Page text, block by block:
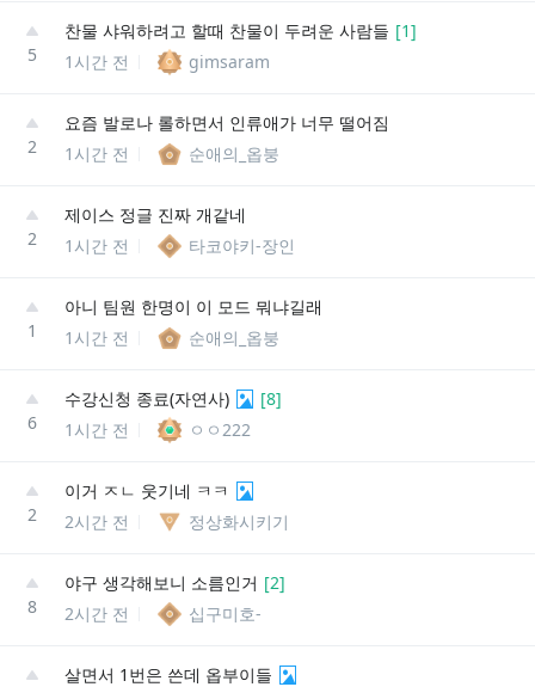
5
찬물 샤워하려고 할때 찬물이 두려운 사람들 [1]
1시간 전
gimsaram
2
요즘 발로나 롤하면서 인류애가 너무 떨어짐
1시간 전
순애의_옵붕
2
제이스 정글 진짜 개같네
1시간 전
타코야키-장인
1
아니 팀원 한명이 이 모드 뭐냐길래
1시간 전
순애의_옵붕
6
수강신청 종료(자연사) [8]
1시간 전
ㅇㅇ222
2
이거 ㅈㄴ 웃기네 ㅋㅋ
2시간 전
정상화시키기
8
야구 생각해보니 소름인거 [2]
2시간 전
십구미호-
살면서 1번은 쓴데 옵부이들